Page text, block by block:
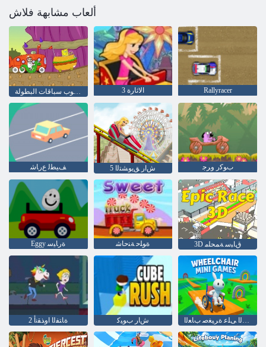
ألعاب مشابهة فلاش
سبونجبوب سباقات البطولة الاثارة 3 Rallyracer
ﻒﻴﻄﻟ ﻉﺭﺎﺷ 5 ﺵﺍﺭ ﻖﻳﻮﺸﺘﻟﺍ ﺏﻮﻛﺭ ﻭﺮﺟ
Eggy ﺓﺭﺎﻴﺳ ﺓﻮﻠﺣ ﺔﻨﺣﺎﺷ 3D ﻕﺎﺒﺳ ﺔﻤﺤﻠﻣ
2 ﺓﺎﺘﻔﻟﺍ ﺍﻭﺬﻘﻧﺃ ﺵﺍﺭ ﺏﻮﻴﻛ ﺔﻛﺮﺤﺘﻤﻟﺍ ﻲﺳﺍﺮﻜﻟﺍ ﻰﻠﻋ ﺓﺮﻴﻐﺻ ﺏﺎﻌﻟﺍ